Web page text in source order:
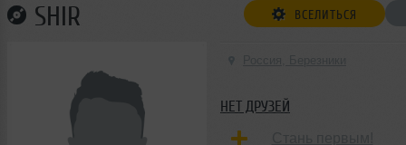
SHIR ВСЕЛИТЬСЯ
НЕТ ДРУЗЕЙ